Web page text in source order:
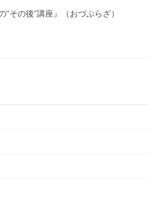
“その後”講座』（おづぷらざ）